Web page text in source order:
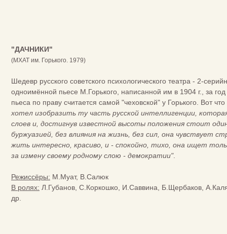
"ДАЧНИКИ"
(МХАТ им. Горького. 1979)
Шедевр русского советского психологического театра - 2-
одноимённой пьесе М.Горького, написанной им в 1904 г., за
пьеса по праву считается самой "чеховской" у Горького. Вот
хотел изобразить ту часть русской интеллигенции,
слоев и, достигнув известной высоты положения стоит
буржуазией, без влияния на жизнь, без сил, она чувствует
жить интересно, красиво, и - спокойно, тихо, она ищет
за измену своему родному слою - демократии".
Режиссёры: М.Муат, В.Салюк
В ролях: Л.Губанов, С.Коркошко, И.Саввина, Б.Щербаков,
др.